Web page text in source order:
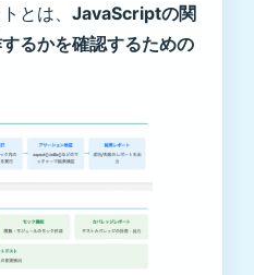
とは、 JavaScriptの関
るかを確認するための